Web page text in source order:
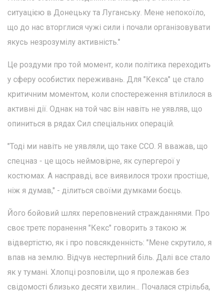
ситуацією в Донецьку та Луганську. Мене непокоїло,
що до нас вторглися чужі сили і почали організовувати
якусь незрозумілу активність."
Це роздуми про той момент, коли політика переходить
у сферу особистих переживань. Для "Кекса" це стало
критичним моментом, коли спостереження втілилося в
активні дії. Однак на той час він навіть не уявляв, що
опиниться в рядах Сил спеціальних операцій.
"Тоді ми навіть не уявляли, що таке ССО. Я вважав, що
спецназ - це щось неймовірне, як супергерої у
костюмах. А насправді, все виявилося трохи простіше,
ніж я думав," - ділиться своїми думками боєць.
Його бойовий шлях переповнений стражданнями. Про
своє третє поранення "Кекс" говорить з такою ж
відвертістю, як і про повсякденність: "Мене скрутило, я
впав на землю. Відчув нестерпний біль. Далі все стало
як у тумані. Хлопці розповіли, що я пролежав без
свідомості близько десяти хвилин... Почалася стрільба,